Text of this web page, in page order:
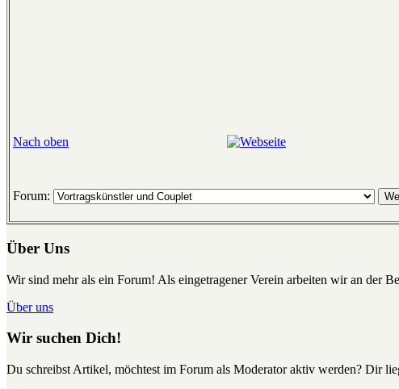
Nach oben
Forum:
Über Uns
Wir sind mehr als ein Forum! Als eingetragener Verein arbeiten wir an der
Über uns
Wir suchen Dich!
Du schreibst Artikel, möchtest im Forum als Moderator aktiv werden? Dir